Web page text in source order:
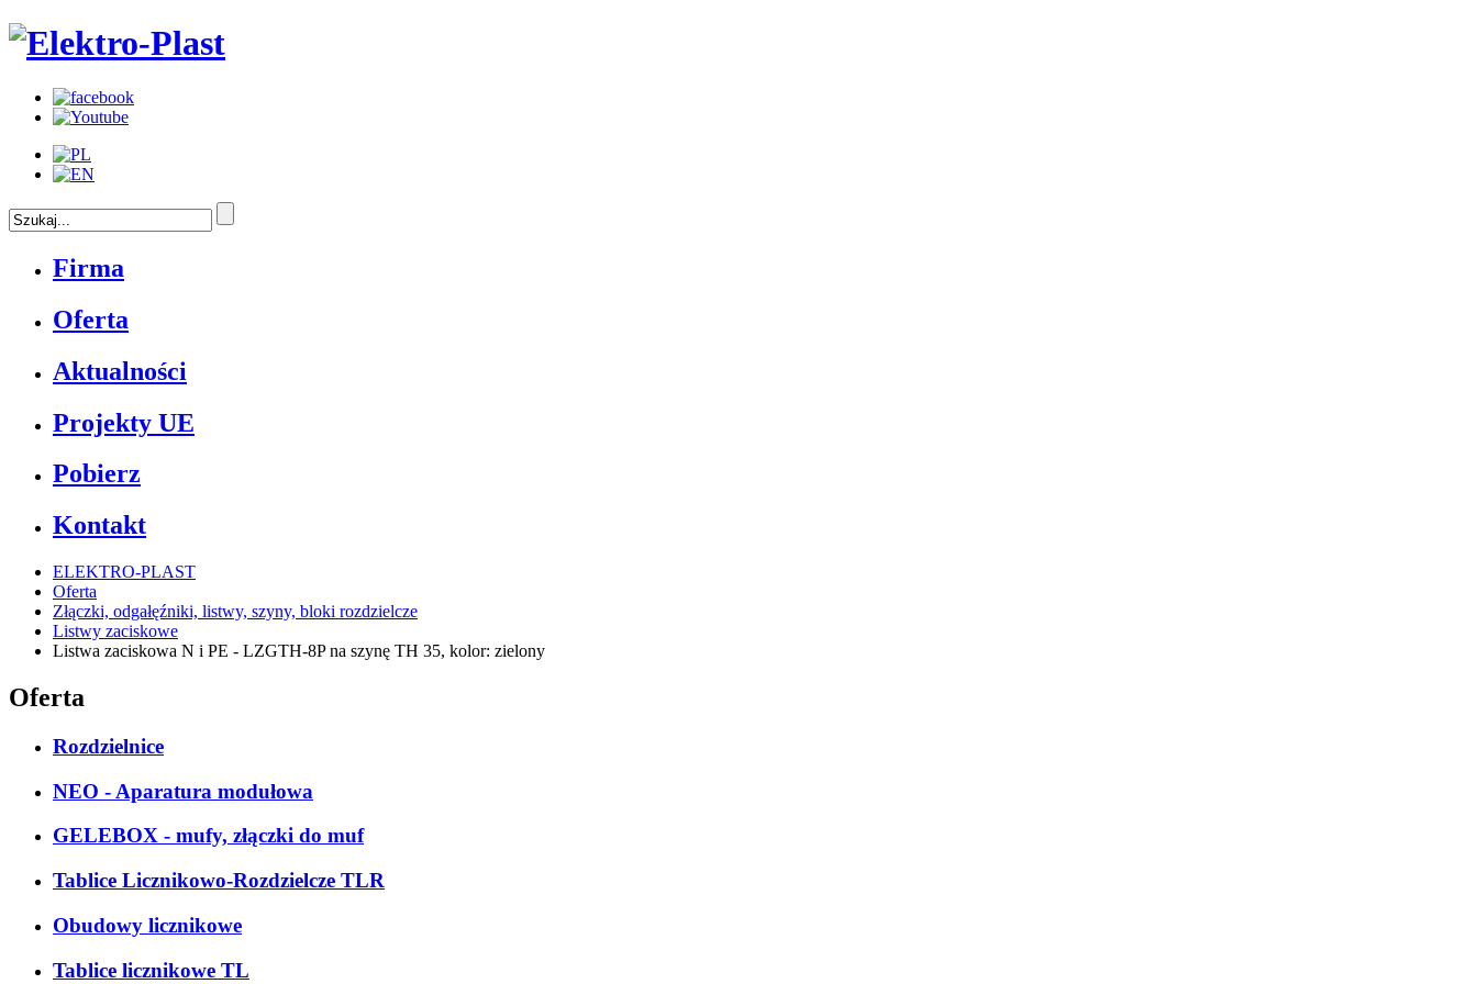
Firma
Oferta
Aktualności
Projekty UE
Pobierz
Kontakt
ELEKTRO-PLAST
Oferta
Złączki, odgałęźniki, listwy, szyny, bloki rozdzielcze
Listwy zaciskowe
Listwa zaciskowa N i PE - LZGTH-8P na szynę TH 35, kolor: zielony
Oferta
Rozdzielnice
NEO - Aparatura modułowa
GELEBOX - mufy, złączki do muf
Tablice Licznikowo-Rozdzielcze TLR
Obudowy licznikowe
Tablice licznikowe TL